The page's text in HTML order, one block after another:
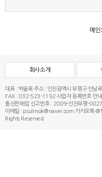
메인
회사소개
대표 : 박술목 주소 : 인천광역시 부평구 안남
FAX : 032-523-1192 사업자 등록번호
통신판매업 신고번호 : 2009-인천부평-
이메일 : psulmok@naver.com 카카오톡 @
Rights Reserved.